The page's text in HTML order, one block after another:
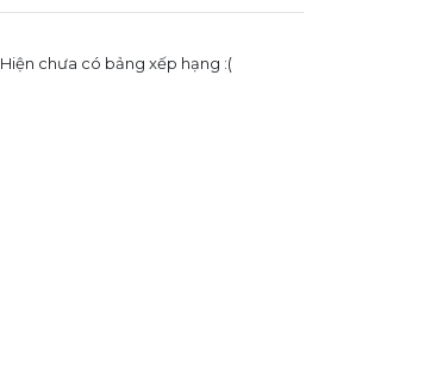
Hiện chưa có bảng xếp hạng :(